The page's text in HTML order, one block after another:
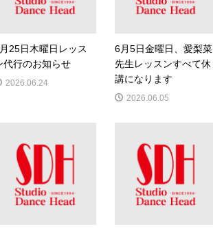
25日木曜日レッス
代行のお知らせ
2026.06.24
6月5日金曜日、愛梨菜
先生レッスンすべて休
講になります
2026.06.05